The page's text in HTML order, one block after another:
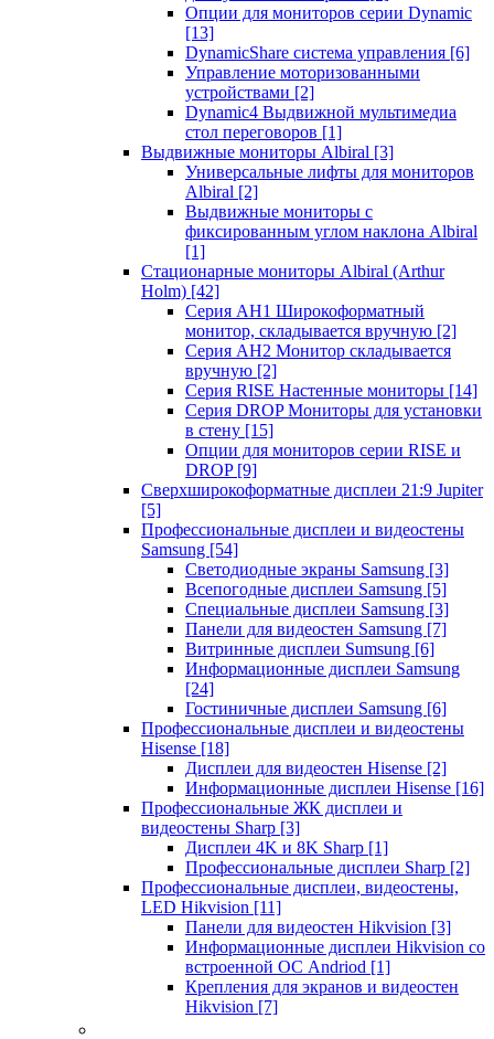
Опции для мониторов серии Dynamic
[13]
DynamicShare система управления [6]
Управление моторизованными
устройствами [2]
Dynamic4 Выдвижной мультимедиа
стол переговоров [1]
Выдвижные мониторы Albiral [3]
Универсальные лифты для мониторов
Albiral [2]
Выдвижные мониторы с
фиксированным углом наклона Albiral
[1]
Стационарные мониторы Albiral (Arthur
Holm) [42]
Серия AH1 Широкоформатный
монитор, складывается вручную [2]
Серия AH2 Монитор складывается
вручную [2]
Серия RISE Настенные мониторы [14]
Серия DROP Мониторы для установки
в стену [15]
Опции для мониторов серии RISE и
DROP [9]
Сверхширокоформатные дисплеи 21:9 Jupiter
[5]
Профессиональные дисплеи и видеостены
Samsung [54]
Светодиодные экраны Samsung [3]
Всепогодные дисплеи Samsung [5]
Специальные дисплеи Samsung [3]
Панели для видеостен Samsung [7]
Витринные дисплеи Sumsung [6]
Информационные дисплеи Samsung
[24]
Гостиничные дисплеи Samsung [6]
Профессиональные дисплеи и видеостены
Hisense [18]
Дисплеи для видеостен Hisense [2]
Информационные дисплеи Hisense [16]
Профессиональные ЖК дисплеи и
видеостены Sharp [3]
Дисплеи 4K и 8K Sharp [1]
Профессиональные дисплеи Sharp [2]
Профессиональные дисплеи, видеостены,
LED Hikvision [11]
Панели для видеостен Hikvision [3]
Информационные дисплеи Hikvision со
встроенной ОС Andriod [1]
Крепления для экранов и видеостен
Hikvision [7]